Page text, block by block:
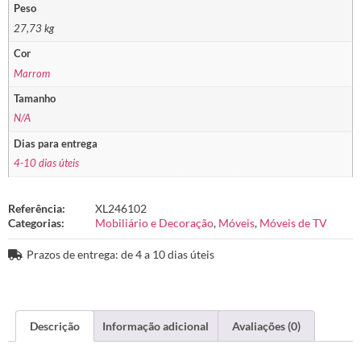
Peso
27,73 kg
Cor
Marrom
Tamanho
N/A
Dias para entrega
4-10 dias úteis
Referência:
XL246102
Categorias:
Mobiliário e Decoração, Móveis, Móveis de TV
Prazos de entrega: de 4 a 10 dias úteis
Descrição Informação adicional Avaliações (0)